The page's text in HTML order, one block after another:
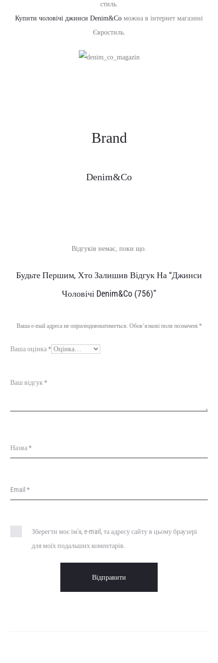
стиль.
Купити чоловічі джинси Denim&Co можна в інтернет магазині
Євростиль.
Brand
Denim&Co
В
у
и
Відгуків немає, поки що.
Будьте Першим, Хто Залишив Відгук На “Джинси
Чоловічі Denim&Co (756)”
Ваша e-mail адреса не оприлюднюватиметься. Обов’язкові поля позначені *
Ваша оцінка*
Ваш відгук*
Назва*
Email *
Зберегти моє ім'я, e-mail, та адресу сайту в цьому браузері
для моїх подальших коментарів.